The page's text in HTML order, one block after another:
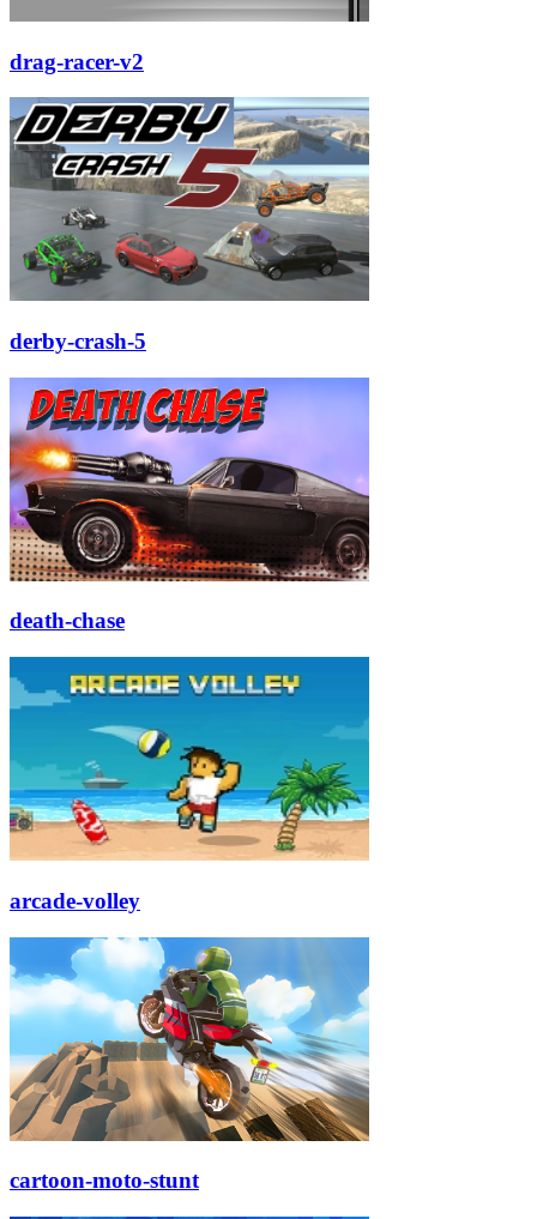
drag-racer-v2
derby-crash-5
death-chase
arcade-volley
cartoon-moto-stunt